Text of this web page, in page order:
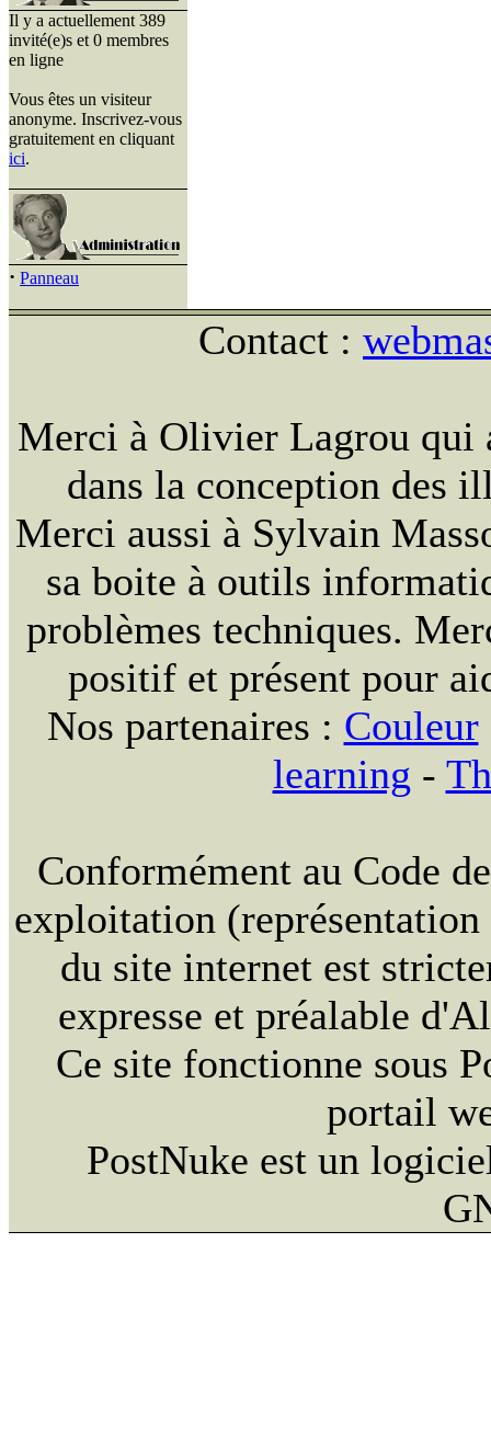
Il y a actuellement 389
invité(e)s et 0 membres
en ligne
Vous êtes un visiteur
anonyme. Inscrivez-vous
gratuitement en cliquant
ici.
· Panneau
Contact :
Merci à Olivier Lagrou qui
dans la conception des
Merci aussi à Sylvain
sa boite à outils
problèmes techniques.
positif et présent pour
Nos partenaires : Couleur
learning -
Conformément au Code
exploitation
du site internet est
expresse et préalable
Ce site fonctionne sous
portail
PostNuke est un